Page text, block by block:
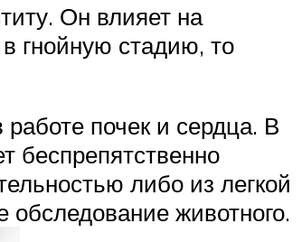
Он влияет на
гнойную стадию, то
почек и сердца. В
беспрепятственно
либо из легкой
животного.